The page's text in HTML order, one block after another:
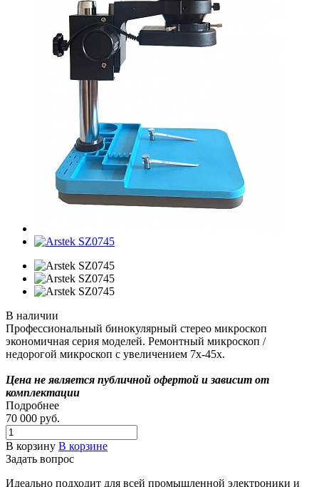
В наличии
Профессиональный бинокулярный стерео микроскоп
экономичная серия моделей. Ремонтный микроскоп /
недорогой микроскоп с увеличением 7x-45x.
Цена не является публичной офертой и зависит от
комплектации
Подробнее
70 000 руб.
В корзину В корзине
Задать вопрос
Идеально подходит для всей промышленной электроники и